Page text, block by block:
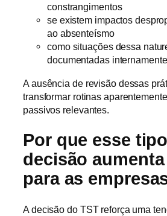
constrangimentos
se existem impactos
ao absenteísmo
como situações dessa
documentadas internamente
A ausência de revisão dessas
transformar rotinas
passivos relevantes.
Por que esse
decisão
para as
A decisão do TST reforça uma